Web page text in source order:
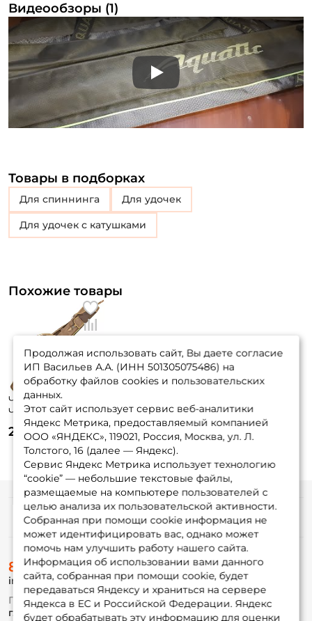
Видеообзоры (1)
Play
Товары в подборках
для спиннинга для удочек
для удочек с катушками
Похожие товары
Чехол Aquatech
Ч-01 160см. мягкий
/ до 2 удилищ с
катушками
2 190 ₽
Продолжая использовать сайт, Вы даете согласие
ИП Васильев А.А. (ИНН 501305075486) на
обработку файлов cookies и пользовательских
данных.
Этот сайт использует сервис веб-аналитики
Яндекс Метрика, предоставляемый компанией
ООО «ЯНДЕКС», 119021, Россия, Москва, ул. Л.
Толстого, 16 (далее — Яндекс).
Сервис Яндекс Метрика использует технологию
“cookie” — небольшие текстовые файлы,
размещаемые на компьютере пользователей с
целью анализа их пользовательской активности.
Собранная при помощи cookie информация не
может идентифицировать вас, однако может
помочь нам улучшить работу нашего сайта.
Информация об использовании вами данного
сайта, собранная при помощи cookie, будет
передаваться Яндексу и храниться на сервере
Яндекса в ЕС и Российской Федерации. Яндекс
будет обрабатывать эту информацию для оценки
У меня уже есть аккаунт
Информация
О магазине
Доставка
Оплата
Fox-bonus
Гуру
8 (495) 532-77-88
info@foxfishing.ru
По вопросам с заказом
г. Москва, ул. Плеханова д.7